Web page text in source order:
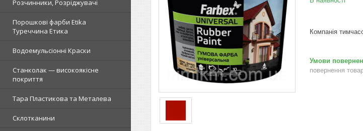
Розчинники, Розріджувачі
Порошкові фарби Etika
Туреччина Етика
Водоемульсіонні Краски
Станколак — високоякісне
покриття
Тара Пластикова та Металева
Склотканини
Компанія
повернення